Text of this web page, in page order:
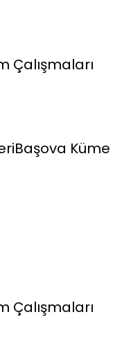
Çalışmaları
Küme
Çalışmaları